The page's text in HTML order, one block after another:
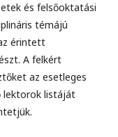
és felsőoktatási
témájú
érintett
A felkért
az esetleges
lektorok listáját